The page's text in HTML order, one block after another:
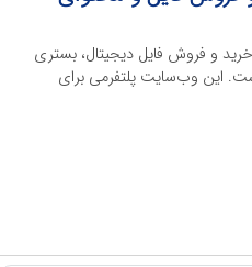
خرید و فروش فایل دیجیتال، بستری
این وب‌سایت‌ پلتفرمی برای
می‌کند تا به راحتی محصولات
باکیفیت برای پیشبرد
دیجیتال از انواع فایل های
فایل لایه باز فتوشاپ، ایلاستریتور و
به کاربران کمک می‌کند تا زمان و
پروژه‌های خود را تکمیل کنند. در